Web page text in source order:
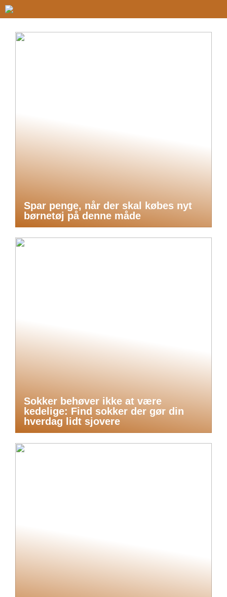
Spar penge, når der skal købes nyt
børnetøj på denne måde
Sokker behøver ikke at være
kedelige: Find sokker der gør din
hverdag lidt sjovere